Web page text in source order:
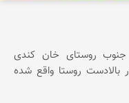
روستای خان کندی
بالادست روستا واقع شده